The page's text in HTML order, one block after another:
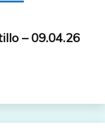
– 09.04.26